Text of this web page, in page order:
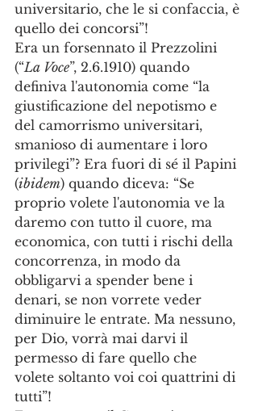
universitario, che le si confaccia, è
quello dei concorsi”!
Era un forsennato il Prezzolini
(“La Voce”, 2.6.1910) quando
definiva l'autonomia come “la
giustificazione del nepotismo e
del camorrismo universitari,
smanioso di aumentare i loro
privilegi”? Era fuori di sé il Papini
(ibidem) quando diceva: “Se
proprio volete l'autonomia ve la
daremo con tutto il cuore, ma
economica, con tutti i rischi della
concorrenza, in modo da
obbligarvi a spender bene i
denari, se non vorrete veder
diminuire le entrate. Ma nessuno,
per Dio, vorrà mai darvi il
permesso di fare quello che
volete soltanto voi coi quattrini di
tutti”!